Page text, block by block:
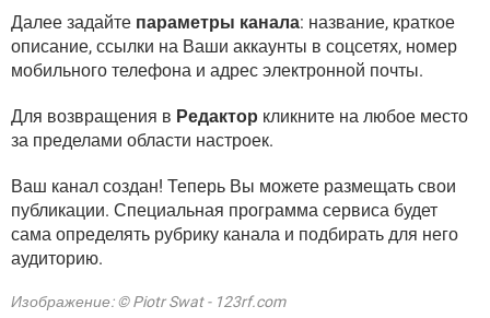
Далее задайте параметры канала: название, краткое
описание, ссылки на Ваши аккаунты в соцсетях, номер
мобильного телефона и адрес электронной почты.
Для возвращения в Редактор кликните на любое место
за пределами области настроек.
Ваш канал создан! Теперь Вы можете размещать свои
публикации. Специальная программа сервиса будет
сама определять рубрику канала и подбирать для него
аудиторию.
Изображение: © Piotr Swat - 123rf.com